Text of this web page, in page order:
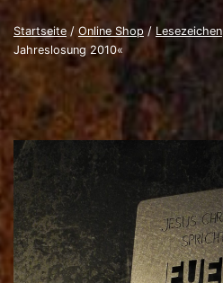
Startseite / Online Shop/ Lesezeichen
Jahreslosung 2010«